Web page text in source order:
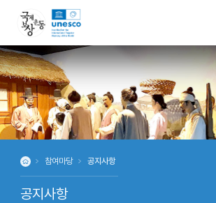
공지사항
참여마당 공지사항